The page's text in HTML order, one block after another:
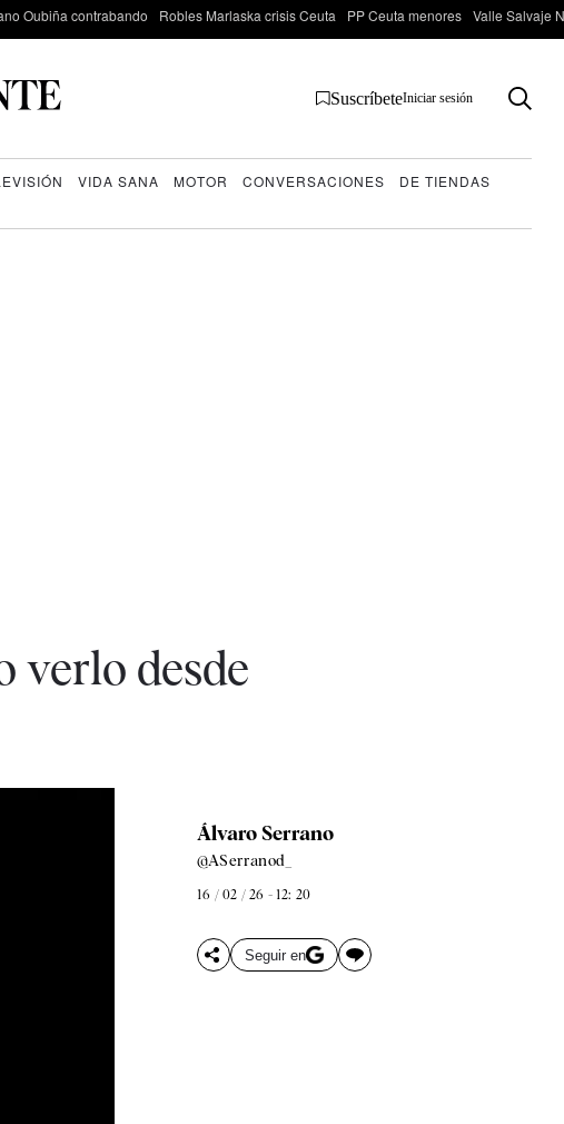
Oubiña contrabando Robles Marlaska crisis Ceuta PP Ceuta menores Valle Salvaje
SuscríbeteIniciar sesión
VIDA SANA MOTOR CONVERSACIONES
DE TIENDAS
verlo desde
Álvaro Serrano
@ASerranod_
16 / 02 / 26 - 12: 20
Seguir en